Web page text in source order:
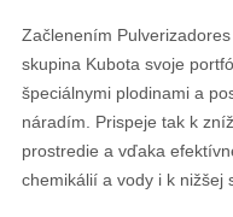
Začlenením
skupina Kubota svoje
špeciálnymi plodinami a
náradím. Prispeje tak k
prostredie a vďaka
chemikálií a vody i k nižšej